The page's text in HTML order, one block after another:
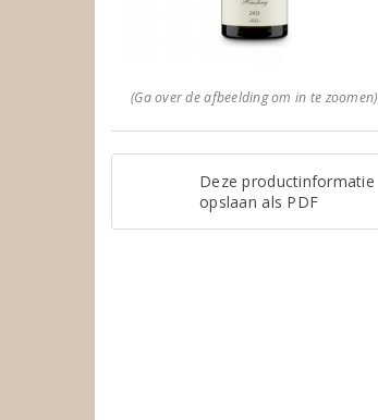
(Ga over de afbeelding om in te zoomen)
Deze productinformatie
opslaan als PDF